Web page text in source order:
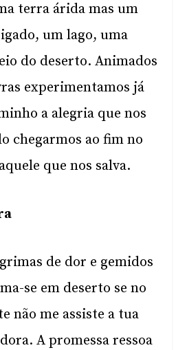
terra árida mas um
um lago, uma
do deserto. Animados
experimentamos já
a alegria que nos
chegarmos ao fim no
que nos salva.
de dor e gemidos
se em deserto se no
não me assiste a tua
A promessa ressoa